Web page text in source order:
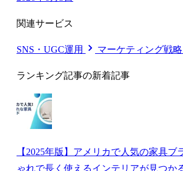
関連サービス
SNS・UGC運用 マーケティング戦略
ランキング記事の新着記事
【2025年版】アメリカで人気の家具ブ
ゃれで長く使えるインテリアが見つか